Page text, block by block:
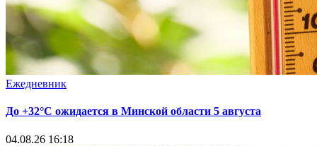
Ежедневник
До +32°С ожидается в Минской области 5 августа
04.08.26 16:18